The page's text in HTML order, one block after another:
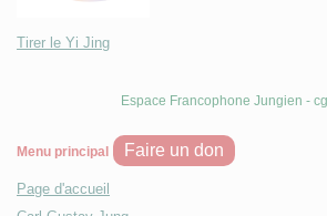
Tirer le Yi Jing
Espace Francophone Jungien -
Menu principal Faire un don
Page d'accueil